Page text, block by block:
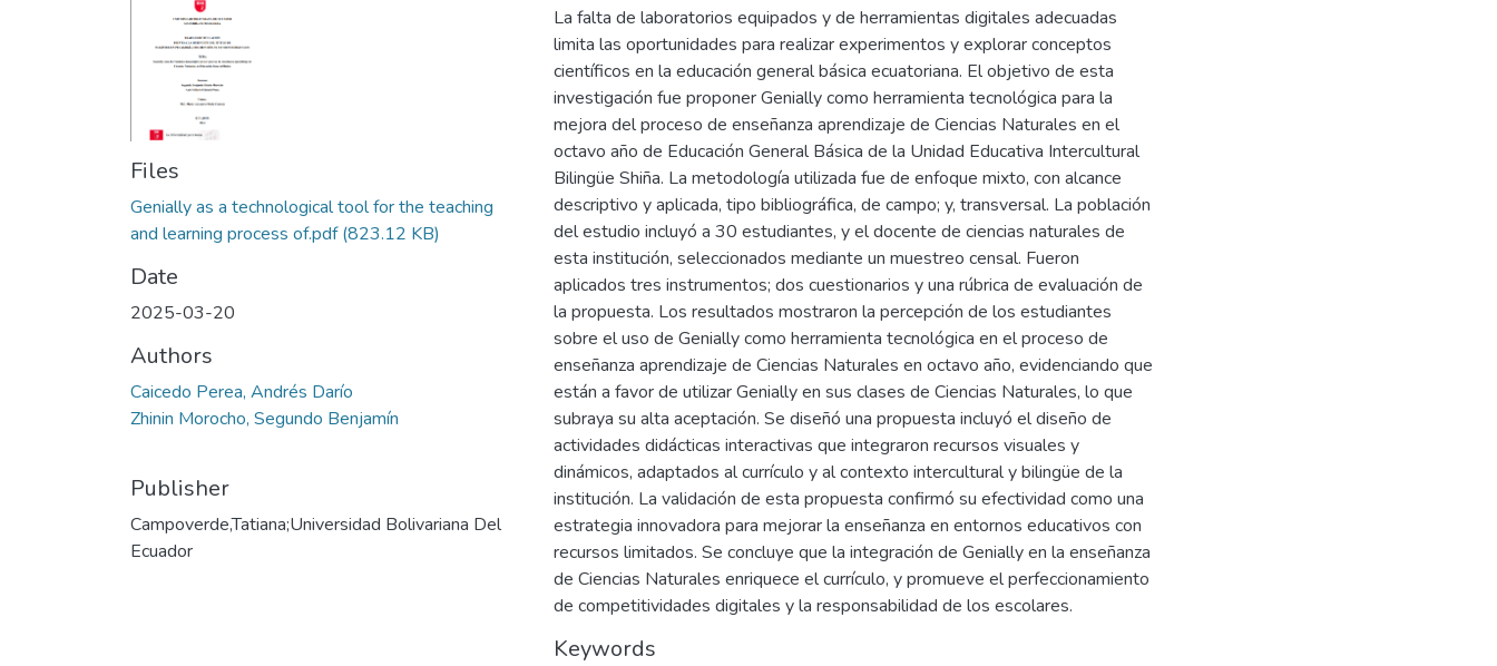
Files
Genially as a technological tool for the teaching
and learning process of.pdf(823.12 KB)
Date
2025-03-20
Authors
Caicedo Perea, Andrés Darío
Zhinin Morocho, Segundo Benjamín
Publisher
Campoverde,Tatiana;Universidad Bolivariana Del
Ecuador
La falta de laboratorios equipados y de herramientas digitales adecuadas
limita las oportunidades para realizar experimentos y explorar conceptos
científicos en la educación general básica ecuatoriana. El objetivo de esta
investigación fue proponer Genially como herramienta tecnológica para la
mejora del proceso de enseñanza aprendizaje de Ciencias Naturales en el
octavo año de Educación General Básica de la Unidad Educativa Intercultural
Bilingüe Shiña. La metodología utilizada fue de enfoque mixto, con alcance
descriptivo y aplicada, tipo bibliográfica, de campo; y, transversal. La población
del estudio incluyó a 30 estudiantes, y el docente de ciencias naturales de
esta institución, seleccionados mediante un muestreo censal. Fueron
aplicados tres instrumentos; dos cuestionarios y una rúbrica de evaluación de
la propuesta. Los resultados mostraron la percepción de los estudiantes
sobre el uso de Genially como herramienta tecnológica en el proceso de
enseñanza aprendizaje de Ciencias Naturales en octavo año, evidenciando que
están a favor de utilizar Genially en sus clases de Ciencias Naturales, lo que
subraya su alta aceptación. Se diseñó una propuesta incluyó el diseño de
actividades didácticas interactivas que integraron recursos visuales y
dinámicos, adaptados al currículo y al contexto intercultural y bilingüe de la
institución. La validación de esta propuesta confirmó su efectividad como una
estrategia innovadora para mejorar la enseñanza en entornos educativos con
recursos limitados. Se concluye que la integración de Genially en la enseñanza
de Ciencias Naturales enriquece el currículo, y promueve el perfeccionamiento
de competitividades digitales y la responsabilidad de los escolares.
Keywords